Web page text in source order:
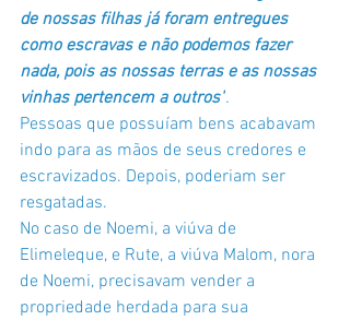
de nossas filhas já foram entregues
como escravas e não podemos fazer
nada, pois as nossas terras e as nossas
vinhas pertencem a outros".
Pessoas que possuíam bens acabavam
indo para as mãos de seus credores e
escravizados. Depois, poderiam ser
resgatadas.
No caso de Noemi, a viúva de
Elimeleque, e Rute, a viúva Malom, nora
de Noemi, precisavam vender a
propriedade herdada para sua